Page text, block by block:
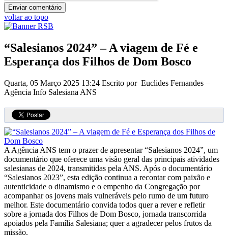
voltar ao topo
“Salesianos 2024” – A viagem de Fé e
Esperança dos Filhos de Dom Bosco
Quarta, 05 Março 2025 13:24 Escrito por Euclides Fernandes –
Agência Info Salesiana ANS
A Agência ANS tem o prazer de apresentar “Salesianos 2024”, um
documentário que oferece uma visão geral das principais atividades
salesianas de 2024, transmitidas pela ANS. Após o documentário
“Salesianos 2023”, esta edição continua a recontar com paixão e
autenticidade o dinamismo e o empenho da Congregação por
acompanhar os jovens mais vulneráveis pelo rumo de um futuro
melhor. Este documentário convida todos quer a rever e refletir
sobre a jornada dos Filhos de Dom Bosco, jornada transcorrida
apoiados pela Família Salesiana; quer a agradecer pelos frutos da
missão.